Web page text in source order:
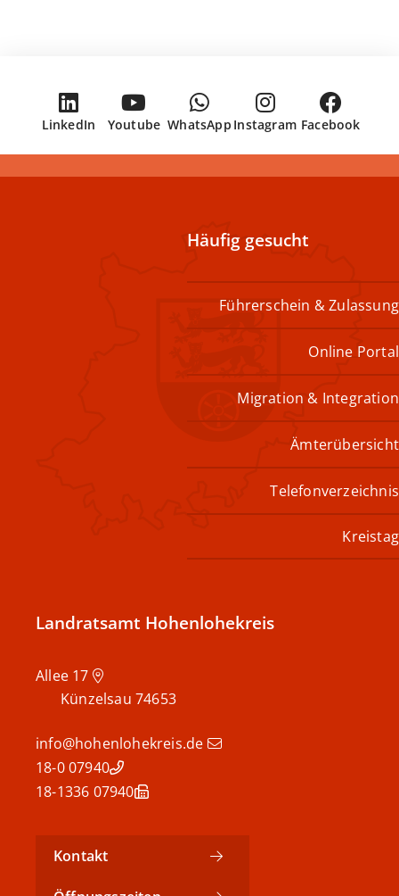
Facebook
Instagram
WhatsApp
Youtube
LinkedIn
Häufig gesucht
Führerschein & Zulassung
Online Portal
Migration & Integration
Ämterübersicht
Telefonverzeichnis
Kreistag
Landratsamt Hohenlohekreis
74653
Künzelsau
info@hohenlohekreis.de
07940 18-0
07940 18-1336
Kontakt